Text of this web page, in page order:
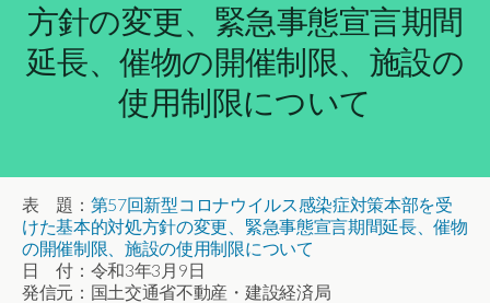
方針の変更、緊急事態宣言期間
延長、催物の開催制限、施設の
使用制限について
表 題： 第57回新型コロナウイルス感染症対策本部を受
けた基本的対処方針の変更、緊急事態宣言期間延長、催物
の開催制限、施設の使用制限について
日 付：令和3年3 月 9日
発信元：国土交通省不動産・建設経済局